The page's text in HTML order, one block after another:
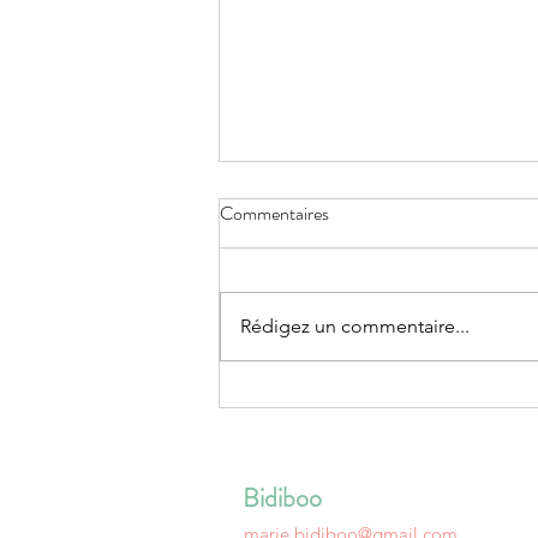
Protéger l'allaitement : une
Commentaires
Rédigez un commentaire...
Bidiboo